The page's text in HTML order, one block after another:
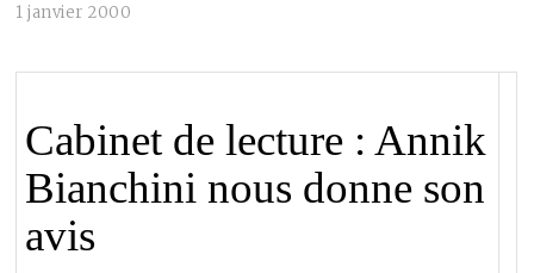
1 janvier 2000
Cabinet de lecture : Annik
Bianchini nous donne son
avis